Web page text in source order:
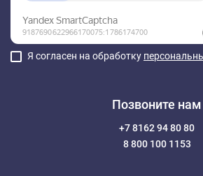
Я согласен на обработку
Позвоните нам
+7 8162 94 80 80
8 800 100 1153